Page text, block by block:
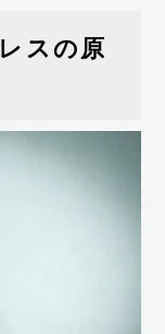
スの原